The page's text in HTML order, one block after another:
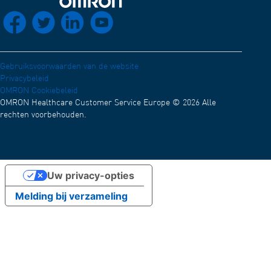
Conformiteitsverklaring (Engels)
Distributienetwerk
Werken bij OMRON
Nieuws en evenementen
Test
Terug naar home
socials_facebooksocials_twittersocials_linkedinsocials_youtube
Gebruiksvoorwaarden van de website
Privacybeleid
OMRON Cookiebeleid
OMRON Healthcare Customer Service Europe © 2026 Alle
rechten voorbehouden.
Melding bij verzameling
Uw privacy-opties